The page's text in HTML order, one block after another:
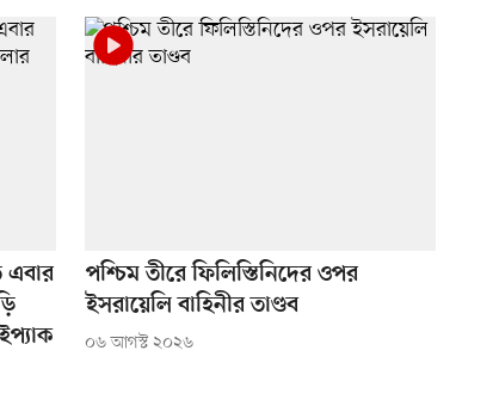
এবার
পশ্চিম তীরে ফিলিস্তিনিদের ওপর
ইসরায়েলি বাহিনীর তাণ্ডব
০৬ আগস্ট ২০২৬